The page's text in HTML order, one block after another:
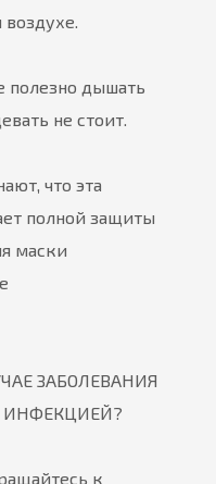
полезно дышать
не стоит.
что эта
полной защиты
маски
ЗАБОЛЕВАНИЯ
ИНФЕКЦИЕЙ?
к